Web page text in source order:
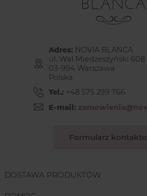
Adres: NOVIA BLANCA
ul. Wał Miedzeszyński 608
03-994 Warszawa
Polska
Tel.: +48 575 299 766
E-mail:
Formularz
DOSTAWA PRODUKTÓW